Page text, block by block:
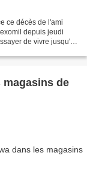
ce décès de l'ami
depuis jeudi
de vivre jusqu'à
de